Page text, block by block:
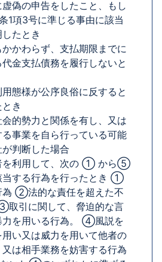
偽の申告をしたこと、もし
1項3号に準じる事由に該当
たとき
かわらず、支払期限までに
金支払債務を履行しないと
態様が公序良俗に反すると
き
的勢力と関係を有し、又は
事業を自ら行っている可能
判断した場合
を利用して、次の ① から⑤
当する行為を行ったとき ①
為 ②法的な責任を超えた不
取引に関して、脅迫的な言
力を用いる行為。 ④風説を
い又は威力を用いて他者の
は相手業務を妨害する行為